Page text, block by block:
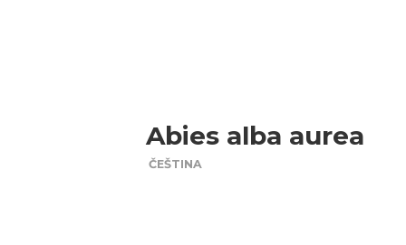
Abies alba aurea
ČEŠTINA